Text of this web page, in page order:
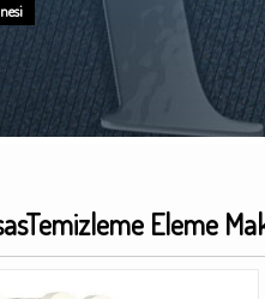
Eleme